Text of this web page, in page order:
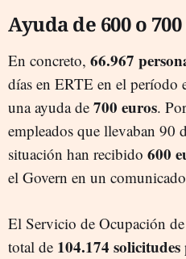
Ayuda de 600 o
En concreto, 66.967
días en ERTE en el período
una ayuda de 700 euros.
empleados que llevaban 90
situación han recibido 600
el Govern en un comunicado
El Servicio de Ocupación
total de 104.174 solicitudes